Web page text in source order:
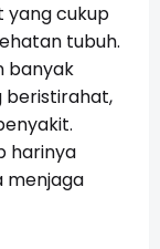
yang cukup
tubuh.
banyak
beristirahat,
harinya
menjaga